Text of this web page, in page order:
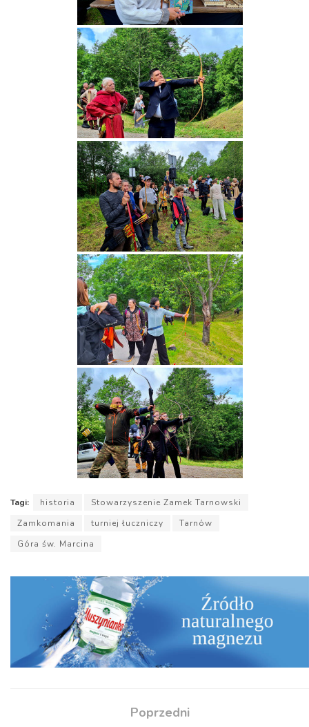
Tagi: historia
Stowarzyszenie Zamek Tarnowski
Zamkomania
turniej łuczniczy
Tarnów
Góra św. Marcina
Poprzedni